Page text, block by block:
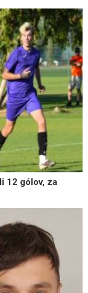
12 gólov, za